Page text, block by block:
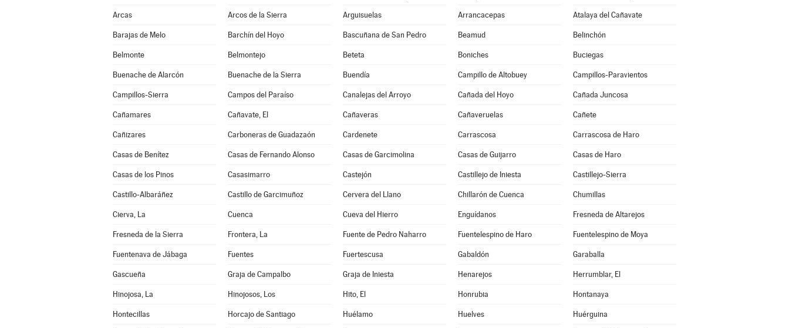
Arcas Arcos de la Sierra Arguisuelas Arrancacepas Atalaya del Cañavate
Barajas de Melo Barchín del Hoyo Bascuñana de San Pedro Beamud Belinchón
Belmonte Belmontejo Beteta Boniches Buciegas
Buenache de Alarcón Buenache de la Sierra Buendía Campillo de Altobuey Campillos-Paravientos
Campillos-Sierra Campos del Paraíso Canalejas del Arroyo Cañada del Hoyo Cañada Juncosa
Cañamares Cañavate, El Cañaveras Cañaveruelas Cañete
Cañizares Carboneras de Guadazaón Cardenete Carrascosa Carrascosa de Haro
Casas de Benítez Casas de Fernando Alonso Casas de Garcimolina Casas de Guijarro Casas de Haro
Casas de los Pinos Casasimarro Castejón Castillejo de Iniesta Castillejo-Sierra
Castillo-Albaráñez Castillo de Garcimuñoz Cervera del Llano Chillarón de Cuenca Chumillas
Cierva, La Cuenca Cueva del Hierro Enguídanos Fresneda de Altarejos
Fresneda de la Sierra Frontera, La Fuente de Pedro Naharro Fuentelespino de Haro Fuentelespino de Moya
Fuentenava de Jábaga Fuentes Fuertescusa Gabaldón Garaballa
Gascueña Graja de Campalbo Graja de Iniesta Henarejos Herrumblar, El
Hinojosa, La Hinojosos, Los Hito, El Honrubia Hontanaya
Hontecillas Horcajo de Santiago Huélamo Huelves Huérguina